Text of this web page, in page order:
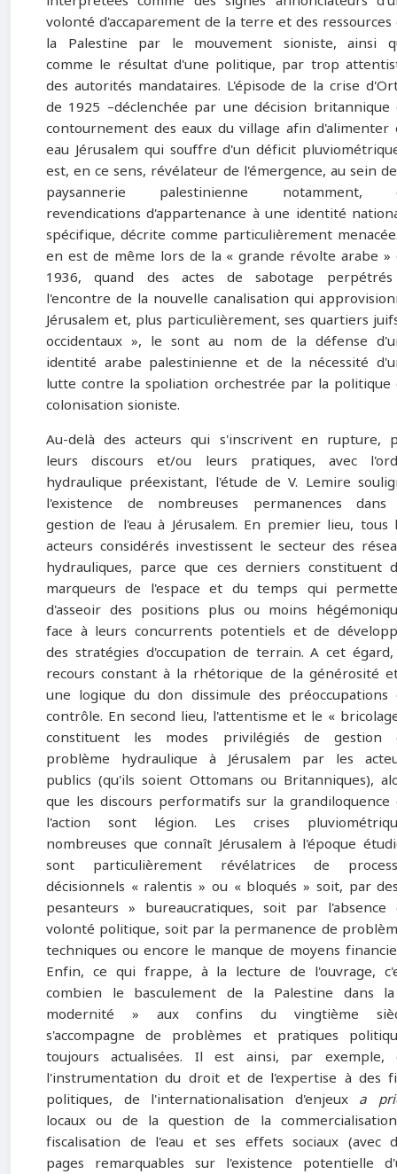
volonté d'accaparement de la terre et des ressources
la Palestine par le mouvement sioniste, ainsi
comme le résultat d'une politique, par trop
des autorités mandataires. L'épisode de la crise
de 1925 –déclenchée par une décision britannique
contournement des eaux du village afin d'alimenter
eau Jérusalem qui souffre d'un déficit
est, en ce sens, révélateur de l'émergence, au sein
paysannerie palestinienne notamment,
revendications d'appartenance à une identité
spécifique, décrite comme particulièrement
en est de même lors de la « grande révolte arabe »
1936, quand des actes de sabotage
l'encontre de la nouvelle canalisation qui
Jérusalem et, plus particulièrement, ses quartiers
occidentaux », le sont au nom de la défense
identité arabe palestinienne et de la nécessité
lutte contre la spoliation orchestrée par la politique
colonisation sioniste.
Au-delà des acteurs qui s'inscrivent en rupture,
leurs discours et/ou leurs pratiques, avec
hydraulique préexistant, l'étude de V. Lemire
l'existence de nombreuses permanences
gestion de l'eau à Jérusalem. En premier lieu, tous
acteurs considérés investissent le secteur des
hydrauliques, parce que ces derniers constituent
marqueurs de l'espace et du temps qui
d'asseoir des positions plus ou moins
face à leurs concurrents potentiels et de
des stratégies d'occupation de terrain. A cet
recours constant à la rhétorique de la générosité
une logique du don dissimule des préoccupations
contrôle. En second lieu, l'attentisme et le «
constituent les modes privilégiés de gestion
problème hydraulique à Jérusalem par les
publics (qu'ils soient Ottomans ou Britanniques),
que les discours performatifs sur la grandiloquence
l'action sont légion. Les crises
nombreuses que connaît Jérusalem à l'époque
sont particulièrement révélatrices de
décisionnels « ralentis » ou « bloqués » soit, par
pesanteurs » bureaucratiques, soit par l'absence
volonté politique, soit par la permanence de
techniques ou encore le manque de moyens
Enfin, ce qui frappe, à la lecture de l'ouvrage,
combien le basculement de la Palestine dans
modernité » aux confins du vingtième
s'accompagne de problèmes et pratiques
toujours actualisées. Il est ainsi, par exemple,
l'instrumentation du droit et de l'expertise à des
politiques, de l'internationalisation d'enjeux a
locaux ou de la question de la
fiscalisation de l'eau et ses effets sociaux (avec
pages remarquables sur l'existence potentielle